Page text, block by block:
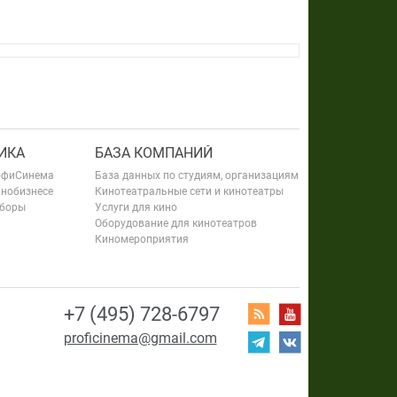
БАЗА КОМПАНИЙ
База данных по студиям, организациям
Кинотеатральные сети и кинотеатры
Услуги для кино
Оборудование для кинотеатров
Киномероприятия
+7 (495) 728-6797
proficinema@gmail.com